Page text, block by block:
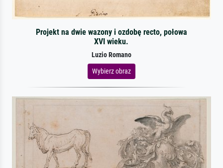
Projekt na dwie wazony i ozdobę recto, połowa
XVI wieku.
Luzio Romano
Wybierz obraz